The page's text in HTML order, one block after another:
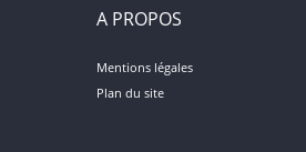
A PROPOS
Mentions légales
Plan du site